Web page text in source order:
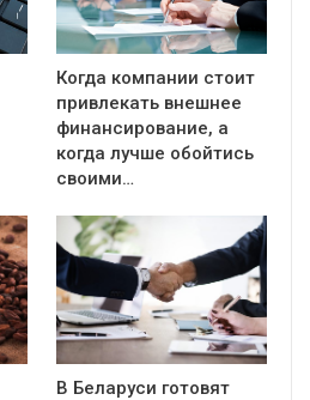
Когда компании стоит
привлекать внешнее
финансирование, а
когда лучше обойтись
своими…
В Беларуси готовят